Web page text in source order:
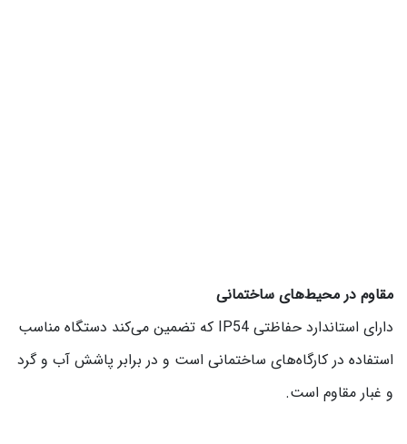
مقاوم در محیط‌های ساختمانی
دارای استاندارد حفاظتی IP54 که تضمین می‌کند دستگاه مناسب
استفاده در کارگاه‌های ساختمانی است و در برابر پاشش آب و گرد
و غبار مقاوم است.